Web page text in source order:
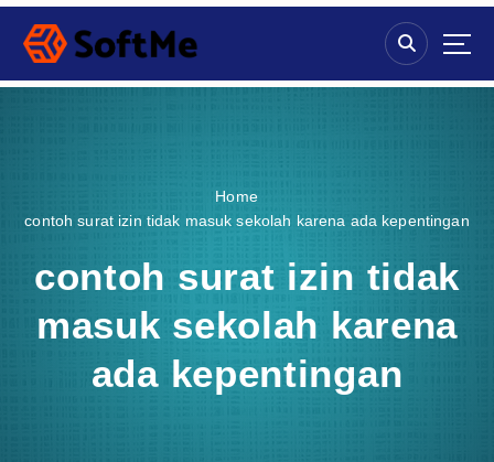
S
p
Home
contoh surat izin tidak masuk sekolah karena ada kepentingan
contoh surat izin tidak
masuk sekolah karena
ada kepentingan